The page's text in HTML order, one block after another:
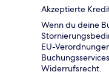
Akzeptierte
Wenn du deine
EU-
Widerrufsrecht.